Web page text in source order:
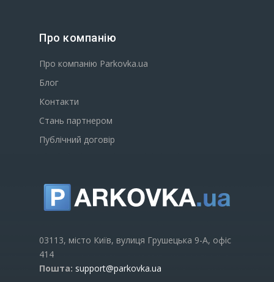
Про компанію
Про компанію Parkovka.ua
Блог
Контакти
Стань партнером
Публічний договір
03113, місто Київ, вулиця Грушецька 9-А, офіс
414
Пошта: support@parkovka.ua